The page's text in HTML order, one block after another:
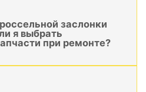
заслонки
я выбрать
при ремонте?